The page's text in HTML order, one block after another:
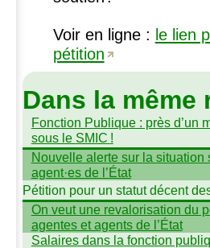
Voir en ligne : le lien
pétition
Dans la
Fonction Publique : près d’un
sous le SMIC !
Nouvelle alerte sur la situation
agent·es de l’État
Pétition pour un statut décent
On veut une revalorisation du
agentes et agents de l’État
Salaires dans la fonction